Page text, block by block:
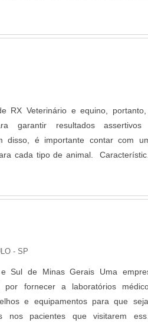
um atendimento para os
para que seja colocados os lixos co....
RX Veterinário e equino,
garantir resultados
disso, é importante contar com
cada tipo de animal.
considerar alguns pontos antes
deve entender
- SP
Gerais Uma empresa
por fornecer a laboratórios
e equipamentos para que
nos pacientes que visitarem
check-ups de rotina ou para